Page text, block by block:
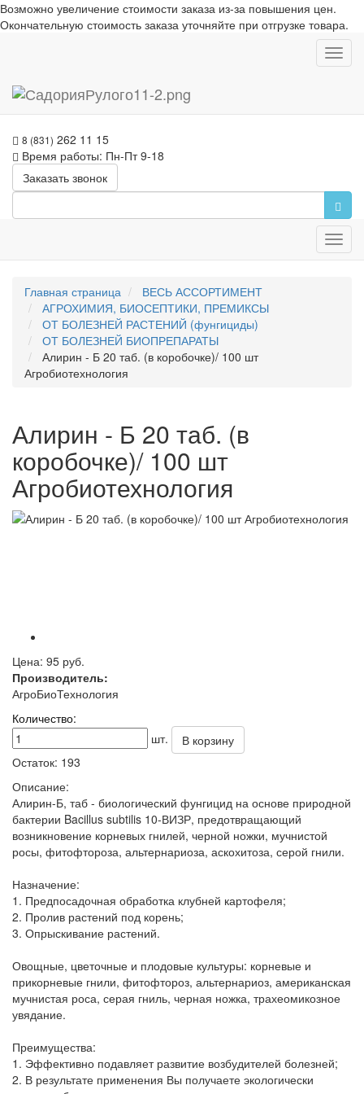
Возможно увеличение стоимости заказа из-за повышения цен.
Окончательную стоимость заказа уточняйте при отгрузке товара.
8 (831) 262 11 15
Время работы: Пн-Пт 9-18
Заказать звонок
Главная страница
ВЕСЬ АССОРТИМЕНТ
АГРОХИМИЯ, БИОСЕПТИКИ, ПРЕМИКСЫ
ОТ БОЛЕЗНЕЙ РАСТЕНИЙ (фунгициды)
ОТ БОЛЕЗНЕЙ БИОПРЕПАРАТЫ
Алирин - Б 20 таб. (в коробочке)/ 100 шт
Агробиотехнология
Алирин - Б 20 таб. (в
коробочке)/ 100 шт
Агробиотехнология
Цена: 95 руб.
Производитель:
АгроБиоТехнология
Количество:
шт.
В корзину
Остаток: 193
Описание:
Алирин-Б, таб - биологический фунгицид на основе природной
бактерии Bacillus subtilis 10-ВИЗР, предотвращающий
возникновение корневых гнилей, черной ножки, мучнистой
росы, фитофтороза, альтернариоза, аскохитоза, серой гнили.
Назначение:
1. Предпосадочная обработка клубней картофеля;
2. Пролив растений под корень;
3. Опрыскивание растений.
Овощные, цветочные и плодовые культуры: корневые и
прикорневые гнили, фитофтороз, альтернариоз, американская
мучнистая роса, серая гниль, черная ножка, трахеомикозное
увядание.
Преимущества:
1. Эффективно подавляет развитие возбудителей болезней;
2. В результате применения Вы получаете экологически